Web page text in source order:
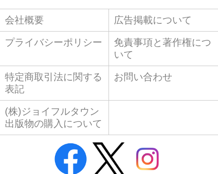
会社概要 広告掲載について
プライバシーポリシー
免責事項と著作権につ
いて
特定商取引法に関する
表記
お問い合わせ
(株)ジョイフルタウン
出版物の購入について